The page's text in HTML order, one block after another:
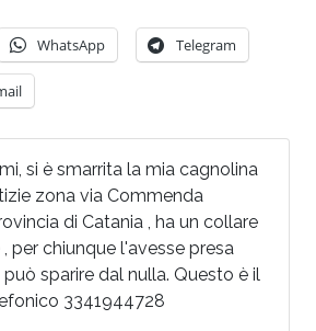
WhatsApp Telegram
si è smarrita la mia cagnolina
zona via Commenda
di Catania , ha un collare
per chiunque l'avesse presa
sparire dal nulla. Questo è il
3341944728